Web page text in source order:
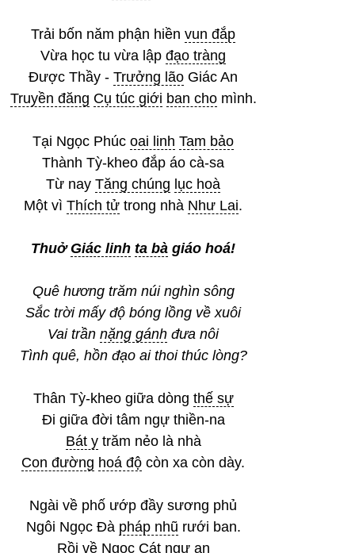
Trải bốn năm phận hiền vun đắp
Vừa học tu vừa lập đạo tràng
Được Thầy - Trưởng lão Giác An
Truyền đăng Cụ túc giới ban chomình.
Tại Ngọc Phúc oai linh Tam bảo
Thành Tỳ-kheo đắp áo cà-sa
Từ nay Tăng chúng lục hoà
Một vì Thích tử trong nhà Như Lai.
Thuở Giác linh ta bà giáo hoá!
Quê hương trăm núi nghìn sông
Sắc trời mấy độ bóng lồng về xuôi
Vai trần nặng gánh đưa nôi
Tình quê, hồn đạo ai thoi thúc lòng?
Thân Tỳ-kheo giữa dòng thế sự
Đi giữa đời tâm ngự thiền-na
Bát ytrăm nẻo là nhà
Con đường hoá độ còn xa còn dày.
Ngài về phố ướp đầy sương phủ
Ngôi Ngọc Đà pháp nhũ rưới ban.
Rồi về Ngọc Cát ngự an